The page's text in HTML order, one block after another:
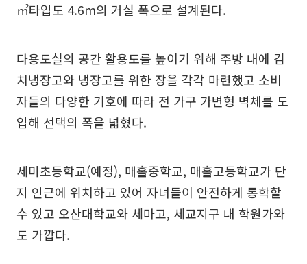
㎡타입도 4.6m의 거실 폭으로 설계된다.
다용도실의 공간 활용도를 높이기 위해 주방 내에 김
치냉장고와 냉장고를 위한 장을 각각 마련했고 소비
자들의 다양한 기호에 따라 전 가구 가변형 벽체를 도
입해 선택의 폭을 넓혔다.
세미초등학교(예정), 매홀중학교, 매홀고등학교가 단
지 인근에 위치하고 있어 자녀들이 안전하게 통학할
수 있고 오산대학교와 세마고, 세교지구 내 학원가와
도 가깝다.